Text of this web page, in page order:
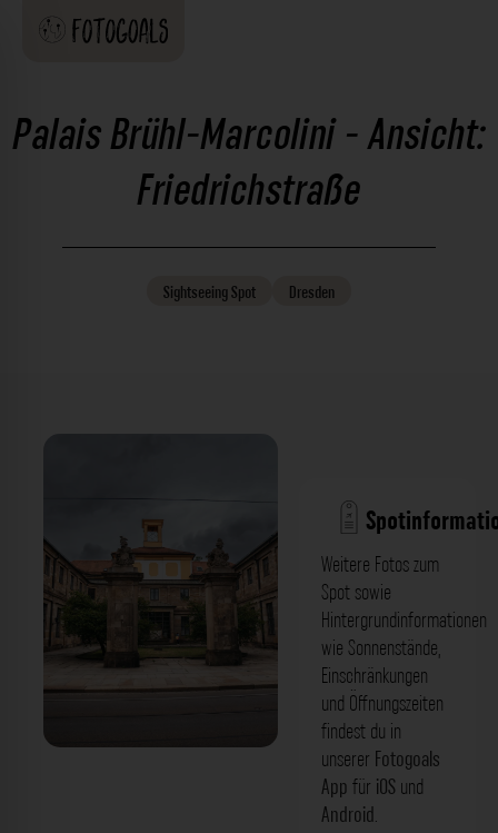
Palais Brühl-Marcolini - Ansicht:
Friedrichstraße
SightseeingSpot Dresden
Weitere Fotos zum
Spot sowie
Hintergrundinformationen
wie Sonnenstände,
Einschränkungen
und Öffnungszeiten
findest du in
unserer Fotogoals
App für iOS und
Android.